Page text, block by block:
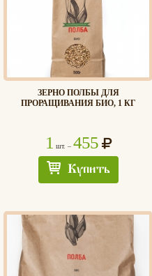
ЗЕРНО ПОЛБЫ ДЛЯ
ПРОРАЩИВАНИЯ БИО, 1 КГ
1 шт. – 455
Купить